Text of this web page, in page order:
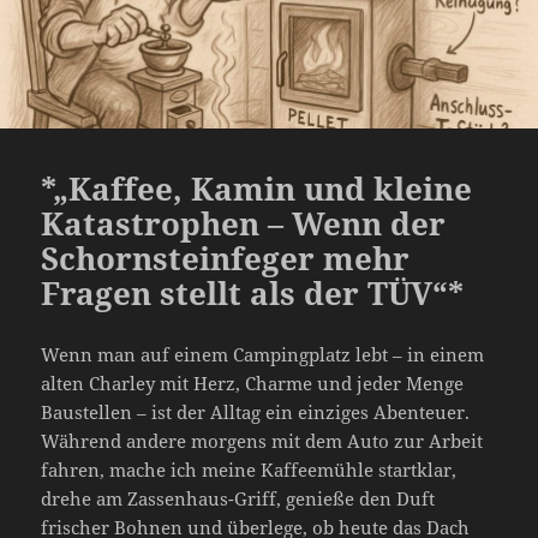
*„Kaffee, Kamin und kleine
Katastrophen – Wenn der
Schornsteinfeger mehr
Fragen stellt als der TÜV“*
Wenn man auf einem Campingplatz lebt – in einem
alten Charley mit Herz, Charme und jeder Menge
Baustellen – ist der Alltag ein einziges Abenteuer.
Während andere morgens mit dem Auto zur Arbeit
fahren, mache ich meine Kaffeemühle startklar,
drehe am Zassenhaus-Griff, genieße den Duft
frischer Bohnen und überlege, ob heute das Dach